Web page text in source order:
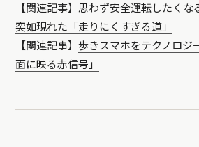
【関連記事】思わず安全運転したくな
突如現れた「走りにくすぎる道」
【関連記事】歩きスマホをテクノロジ
面に映る赤信号」